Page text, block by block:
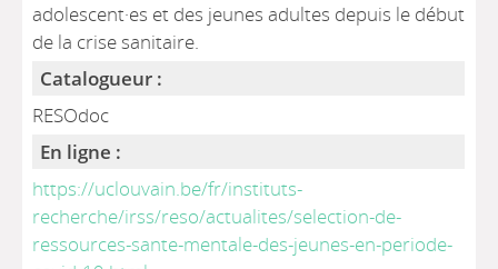
adolescent·es et des jeunes adultes depuis le début
de la crise sanitaire.
Catalogueur :
RESOdoc
En ligne :
https://uclouvain.be/fr/instituts-
recherche/irss/reso/actualites/selection-de-
ressources-sante-mentale-des-jeunes-en-periode-